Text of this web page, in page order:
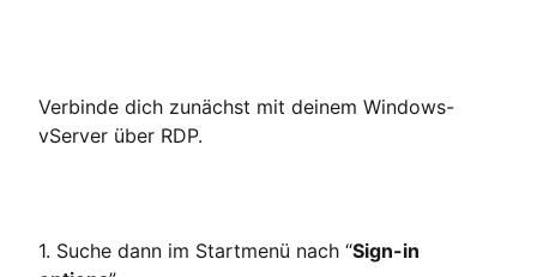
Verbinde dich zunächst mit deinem Windows-
vServer über RDP.
1. Suche dann im Startmenü nach “Sign-in